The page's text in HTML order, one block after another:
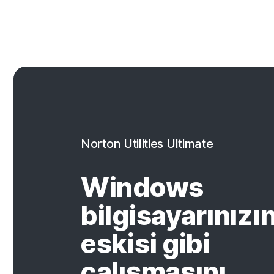
Norton Utilities Ultimate
Windows
eskisi gibi